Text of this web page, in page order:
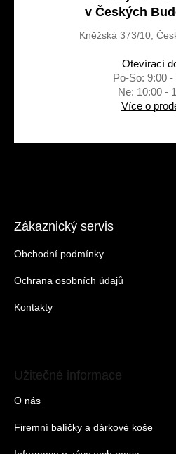
v Českých
Kněžská 373/10,
Otevírací
Po-So: 9:00 -
Ne: 10:00 -
Více o
Zákaznický servis
Obchodní podmínky
Ochrana osobních údajů
Kontakty
Užitečné informace
O nás
Firemní balíčky a dárkové koše